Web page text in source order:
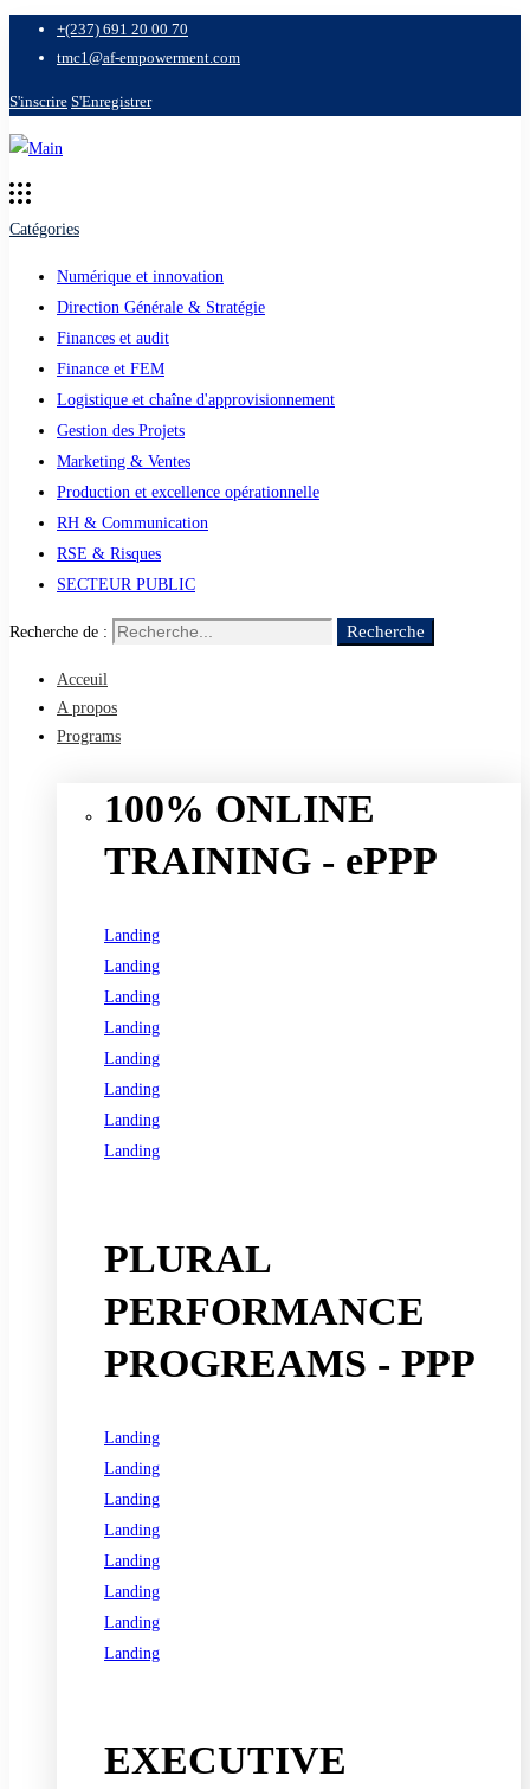
+(237) 691 20 00 70
tmc1@af-empowerment.com
S'inscrire S'Enregistrer
Catégories
Numérique et innovation
Direction Générale & Stratégie
Finances et audit
Finance et FEM
Logistique et chaîne d'approvisionnement
Gestion des Projets
Marketing & Ventes
Production et excellence opérationnelle
RH & Communication
RSE & Risques
SECTEUR PUBLIC
Recherche de : Recherche
Acceuil
A propos
Programs
100% ONLINE
TRAINING - ePPP
Landing
Landing
Landing
Landing
Landing
Landing
Landing
Landing
PLURAL
PERFORMANCE
PROGREAMS - PPP
Landing
Landing
Landing
Landing
Landing
Landing
Landing
Landing
EXECUTIVE